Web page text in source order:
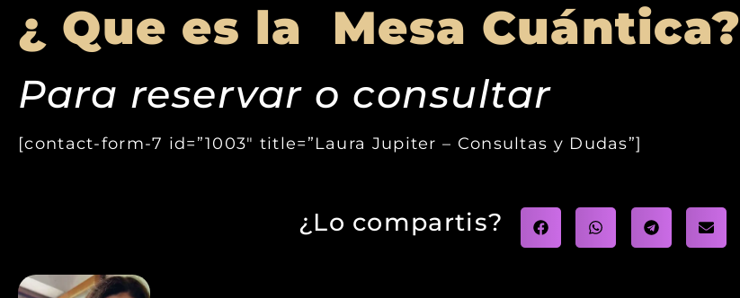
¿ Que es la Mesa Cuántica?
Para reservar o consultar
[contact-form-7 id=”1003″ title=”Laura Jupiter – Consultas y Dudas”]
¿Lo compartis?